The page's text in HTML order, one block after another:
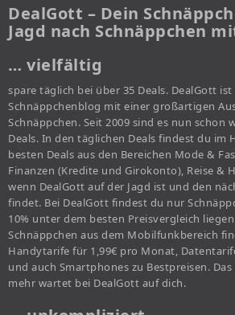
DealGott – Dein
Jagd nach Schnäppchen
… vielfältig
spare täglich bei über 35 Deals. DealGott ist
Schnäppchenblog mit einer großartigen
Schnäppchen. Seit 2009 sind es nun schon
Deals. In den täglichen Deals findest du im
besten Deals aus den Bereichen Mode &
Finanzen (Kredite und Girokonto), Reise &
wenn DealGott auf der Jagd ist und den
findet. Bei DealGott findest du nur
10% unter dem besten Preisvergleich
Schnäppchen aus dem Mobilfunkbereich
Handytarife für 1,99€ pro Monat,
und auch Smartphones zu Bestpreisen.
mehr wartet bei DealGott auf dich.